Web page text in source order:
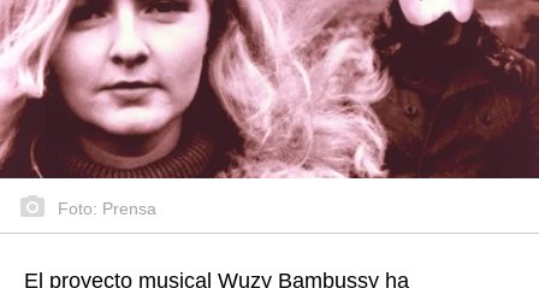
Foto: Prensa
El proyecto musical Wuzy Bambussy ha